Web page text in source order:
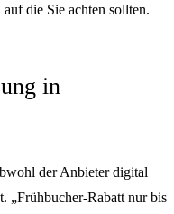
die Sie achten sollten.
in
der Anbieter digital
„Frühbucher-Rabatt nur bis